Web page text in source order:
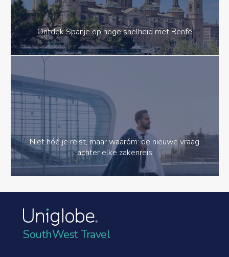
Ontdek Spanje op hoge snelheid met Renfe
Niet hóé je reist, maar waaróm: de nieuwe vraag
achter elke zakenreis
SouthWest Travel